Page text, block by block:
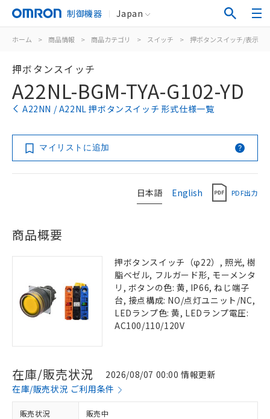
制御機器 Japan
ホーム > 商品情報 > 商品カテゴリ > スイッチ > 押ボタンスイッチ/表示灯
押ボタンスイッチ
A22NL-BGM-TYA-G102-YD
A22NN / A22NL 押ボタンスイッチ 形式仕様一覧
マイリストに追加
日本語 English PDF出力
商品概要
押ボタンスイッチ（φ22）, 照光, 樹
脂ベゼル, フルガード形, モーメンタ
リ, ボタンの色: 黄, IP66, ねじ端子
台, 接点構成: NO/点灯ユニット/NC,
LEDランプ色: 黄, LEDランプ電圧:
AC100/110/120V
在庫/販売状況
2026/08/07 00:00 情報更新
在庫/販売状況 ご利用条件
販売状況 販売中